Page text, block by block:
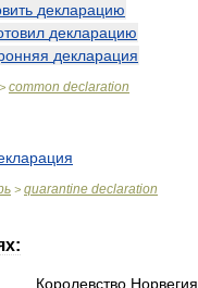
декларацию
декларацию
декларация
common declaration
> quarantine declaration
Королевство Норвегия